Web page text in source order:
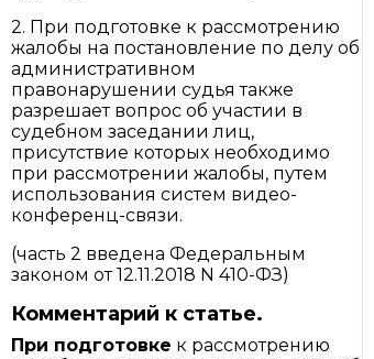
2. При подготовке к рассмотрению
жалобы на постановление по делу об
административном
правонарушении судья также
разрешает вопрос об участии в
судебном заседании лиц,
присутствие которых необходимо
при рассмотрении жалобы, путем
использования систем видео-
конференц-связи.
(часть 2 введена Федеральным
законом от 12.11.2018 N 410-ФЗ)
Комментарий к статье.
При подготовке к рассмотрению